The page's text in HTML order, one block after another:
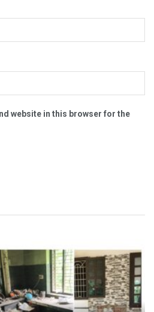
website in this browser for the